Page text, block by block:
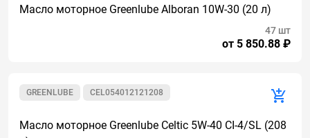
Масло моторное Greenlube Alboran 10W-30 (20 л)
от 5 850.88 ₽
47 шт
CEL054012121208
GREENLUBE
Масло моторное Greenlube Celtic 5W-40 CI-4/SL (208